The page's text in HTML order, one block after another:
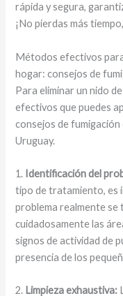
rápida y segura,
¡No pierdas más
Métodos efectivos
hogar: consejos de
Para eliminar un nido
efectivos que puedes
consejos de
Uruguay.
1. Identificación del
tipo de tratamiento, es
problema realmente se
cuidadosamente las
signos de actividad de
presencia de los
2. Limpieza exhaustiva: